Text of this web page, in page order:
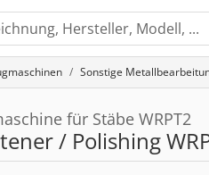
Sonstige
für Stäbe WRPT2
/ Polishing